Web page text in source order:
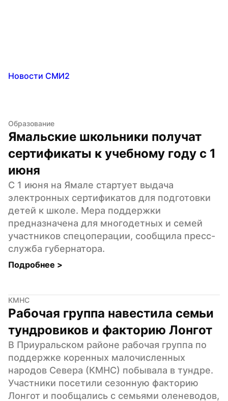
Новости СМИ2
Образование
Ямальские школьники получат
сертификаты к учебному году с 1
июня
C 1 июня на Ямале стартует выдача
электронных сертификатов для подготовки
детей к школе. Мера поддержки
предназначена для многодетных и семей
участников спецоперации, сообщила пресс-
служба губернатора.
Подробнее >
КМНС
Рабочая группа навестила семьи
тундровиков и факторию Лонгот
В Приуральском районе рабочая группа по
поддержке коренных малочисленных
народов Севера (КМНС) побывала в тундре.
Участники посетили сезонную факторию
Лонгот и пообщались с семьями оленеводов,